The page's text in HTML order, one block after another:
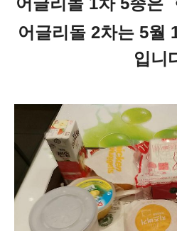
어글리돌 2차는 5월
입니